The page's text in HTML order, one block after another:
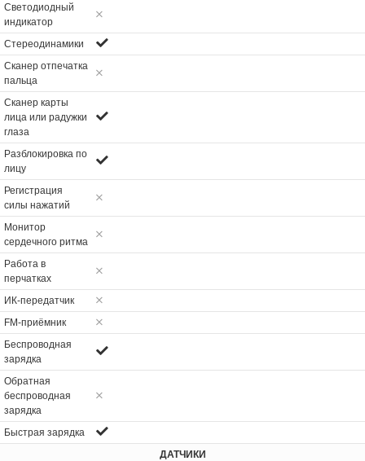
Светодиодный
индикатор
Стереодинамики
Сканер отпечатка
пальца
Сканер карты
лица или радужки
глаза
Разблокировка по
лицу
Регистрация
силы нажатий
Монитор
сердечного ритма
Работа в
перчатках
ИК-передатчик
FM-приёмник
Беспроводная
зарядка
Обратная
беспроводная
зарядка
Быстрая зарядка
ДАТЧИКИ